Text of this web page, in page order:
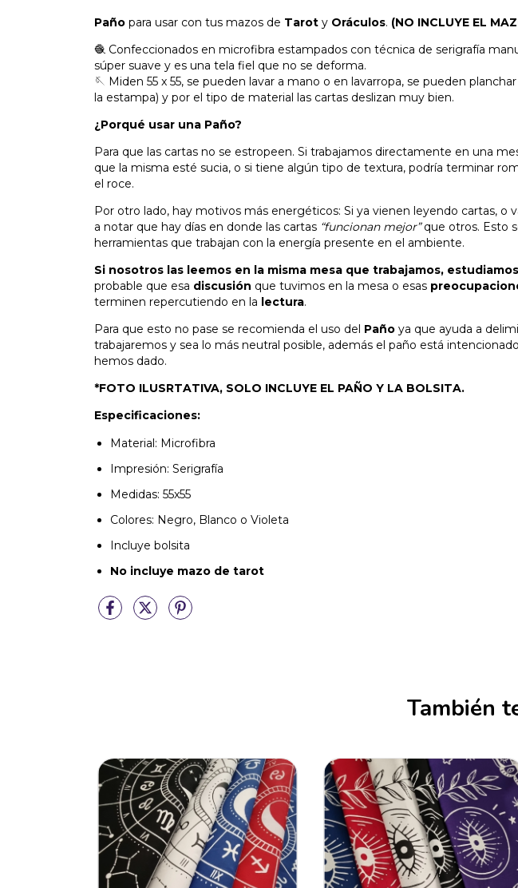
Paño para usar con tus mazos de Tarot y Oráculos. (NO INCLUYE EL
🧶 Confeccionados en microfibra estampados con técnica de serigrafía
súper suave y es una tela fiel que no se deforma.
🪡 Miden 55 x 55, se pueden lavar a mano o en lavarropa, se pueden
la estampa) y por el tipo de material las cartas deslizan muy bien.
¿Porqué usar una Paño?
Para que las cartas no se estropeen. Si trabajamos directamente en una
que la misma esté sucia, o si tiene algún tipo de textura, podría terminar
el roce.
Por otro lado, hay motivos más energéticos: Si ya vienen leyendo cartas, o
a notar que hay días en donde las cartas “funcionan mejor”que otros. Esto
herramientas que trabajan con la energía presente en el ambiente.
Si nosotros las leemos en la misma mesa que trabajamos,
probable que esa discusión que tuvimos en la mesa o esas
terminen repercutiendo en la lectura.
Para que esto no pase se recomienda el uso del Paño ya que ayuda a
trabajaremos y sea lo más neutral posible, además el paño está
hemos dado.
*FOTO ILUSRTATIVA, SOLO INCLUYE EL PAÑO Y LA BOLSITA.
Especificaciones:
Material: Microfibra
Impresión: Serigrafía
Medidas: 55x55
Colores: Negro, Blanco o Violeta
Incluye bolsita
No incluye mazo de tarot
También